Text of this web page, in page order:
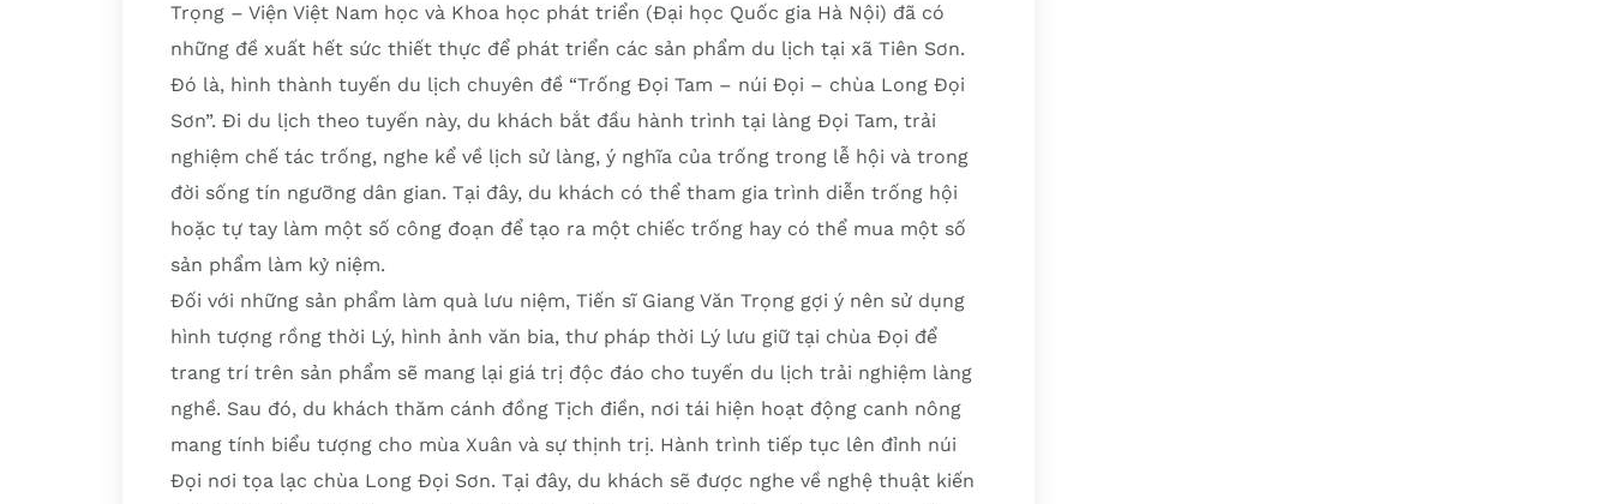
Trọng – Viện Việt Nam học và Khoa học phát triển (Đại học Quốc gia Hà Nội) đã có
những đề xuất hết sức thiết thực để phát triển các sản phẩm du lịch tại xã Tiên Sơn.
Đó là, hình thành tuyến du lịch chuyên đề “Trống Đọi Tam – núi Đọi – chùa Long Đọi
Sơn”. Đi du lịch theo tuyến này, du khách bắt đầu hành trình tại làng Đọi Tam, trải
nghiệm chế tác trống, nghe kể về lịch sử làng, ý nghĩa của trống trong lễ hội và trong
đời sống tín ngưỡng dân gian. Tại đây, du khách có thể tham gia trình diễn trống hội
hoặc tự tay làm một số công đoạn để tạo ra một chiếc trống hay có thể mua một số
sản phẩm làm kỷ niệm.
Đối với những sản phẩm làm quà lưu niệm, Tiến sĩ Giang Văn Trọng gợi ý nên sử dụng
hình tượng rồng thời Lý, hình ảnh văn bia, thư pháp thời Lý lưu giữ tại chùa Đọi để
trang trí trên sản phẩm sẽ mang lại giá trị độc đáo cho tuyến du lịch trải nghiệm làng
nghề. Sau đó, du khách thăm cánh đồng Tịch điền, nơi tái hiện hoạt động canh nông
mang tính biểu tượng cho mùa Xuân và sự thịnh trị. Hành trình tiếp tục lên đỉnh núi
Đọi nơi tọa lạc chùa Long Đọi Sơn. Tại đây, du khách sẽ được nghe về nghệ thuật kiến